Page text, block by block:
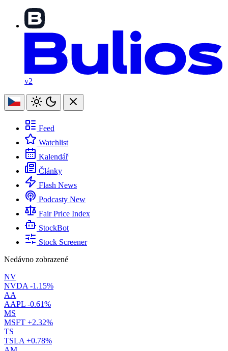
v2
Feed
Watchlist
Kalendář
Články
Flash News
Podcasty New
Fair Price Index
StockBot
Stock Screener
Nedávno zobrazené
NV
NVDA -1.15%
AA
AAPL -0.61%
MS
MSFT +2.32%
TS
TSLA +0.78%